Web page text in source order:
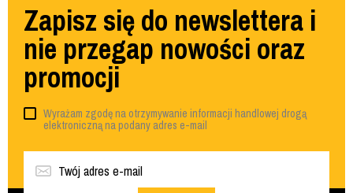
Zapisz się do newslettera i
nie przegap nowości oraz
promocji
Wyrażam zgodę na otrzymywanie informacji handlowej drogą
elektroniczną na podany adres e-mail